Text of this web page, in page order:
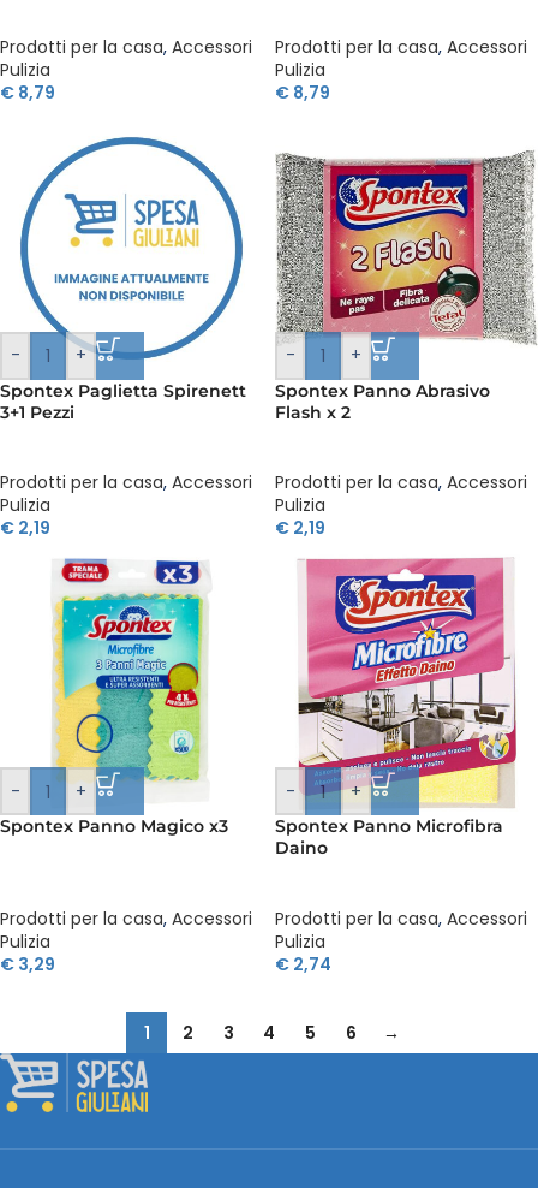
Prodotti per la casa, Accessori
Pulizia
€ 8,79
Prodotti per la casa, Accessori
Pulizia
€ 8,79
- +
Spontex Paglietta Spirenett
3+1 Pezzi
Prodotti per la casa, Accessori
Pulizia
€ 2,19
- +
Spontex Panno Abrasivo
Flash x 2
Prodotti per la casa, Accessori
Pulizia
€ 2,19
- +
Spontex Panno Magico x3
Prodotti per la casa, Accessori
Pulizia
€ 3,29
- +
Spontex Panno Microfibra
Daino
Prodotti per la casa, Accessori
Pulizia
€ 2,74
1 2 3 4 5 6 →